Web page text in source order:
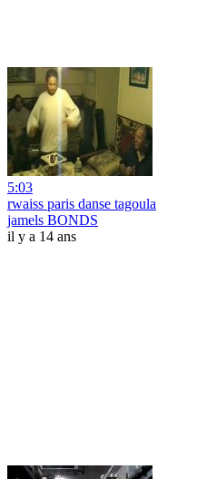
5:03
rwaiss paris danse tagoula
jamels BONDS
il y a 14 ans